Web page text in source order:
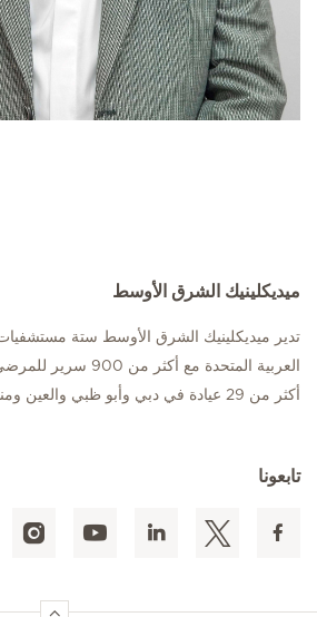
ميديكلينيك الشرق الأوسط
تدير ميديكلينيك الشرق الأوسط ستة
العربية المتحدة مع
أكثر من 29 عيادة في دبي وأبو ظبي والعين ومنطقة الظفرة.
تابعونا